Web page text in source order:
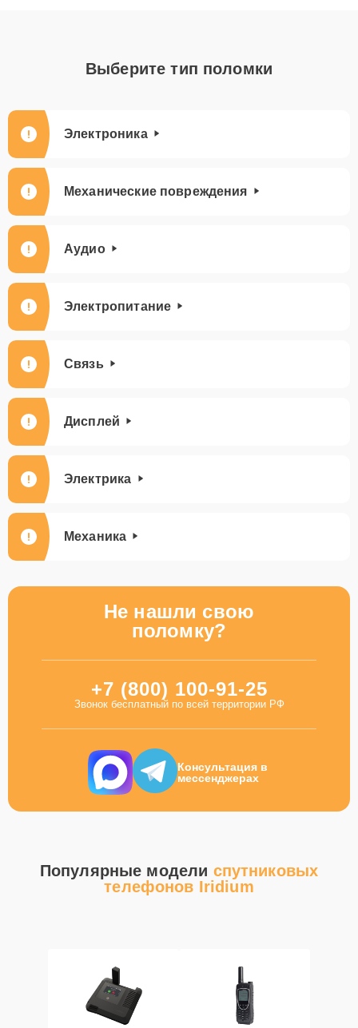
Выберите тип поломки
Электроника
Механические повреждения
Аудио
Электропитание
Связь
Дисплей
Электрика
Механика
Не нашли свою
поломку?
+7 (800) 100-91-25
Звонок бесплатный по всей территории РФ
Консультация в
мессенджерах
Популярные модели спутниковых
телефонов Iridium